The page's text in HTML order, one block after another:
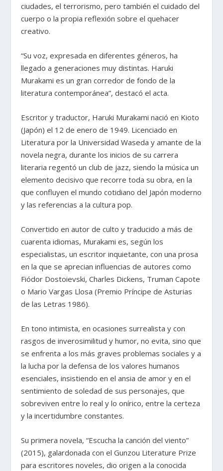
ciudades, el terrorismo, pero también el cuidado del
cuerpo o la propia reflexión sobre el quehacer
creativo.
“Su voz, expresada en diferentes géneros, ha
llegado a generaciones muy distintas. Haruki
Murakami es un gran corredor de fondo de la
literatura contemporánea”, destacó el acta.
Escritor y traductor, Haruki Murakami nació en Kioto
(Japón) el 12 de enero de 1949. Licenciado en
Literatura por la Universidad Waseda y amante de la
novela negra, durante los inicios de su carrera
literaria regentó un club de jazz, siendo la música un
elemento decisivo que recorre toda su obra, en la
que confluyen el mundo cotidiano del Japón moderno
y las referencias a la cultura pop.
Convertido en autor de culto y traducido a más de
cuarenta idiomas, Murakami es, según los
especialistas, un escritor inquietante, con una prosa
en la que se aprecian influencias de autores como
Fiódor Dostoievski, Charles Dickens, Truman Capote
o Mario Vargas Llosa (Premio Príncipe de Asturias
de las Letras 1986).
En tono intimista, en ocasiones surrealista y con
rasgos de inverosimilitud y humor, no evita, sino que
se enfrenta a los más graves problemas sociales y a
la lucha por la defensa de los valores humanos
esenciales, insistiendo en el ansia de amor y en el
sentimiento de soledad de sus personajes, que
sobreviven entre lo real y lo onírico, entre la certeza
y la incertidumbre constantes.
Su primera novela, “Escucha la canción del viento”
(2015), galardonada con el Gunzou Literature Prize
para escritores noveles, dio origen a la conocida